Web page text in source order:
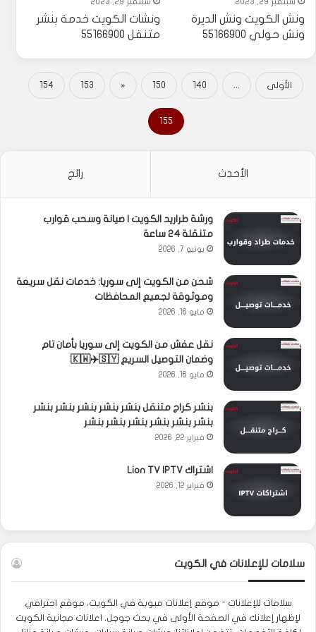
ونش الكويت ونش الديرة
ونش حولي 55166900
ونشات الكويت خدمة بنشر
متنقل 55166900
الأولى ...
140
150
«
153
154
155
الأحدث رائج
ورشة طراريد الكويت | صيانة وسحب قوارب
متنقلة 24 ساعة
يونيو 7, 2026
شحن من الكويت إلى سوريا: خدمات نقل سريعة
وموثوقة لجميع المحافظات
مايو 16, 2026
نقل عفش من الكويت إلى سوريا بأمان تام
وضمان التوصيل السريع 🇰🇼✈️🇸🇾
مايو 16, 2026
بنشر كراج متنقل بنشر بنشر بنشر بنشر بنشر
بنشر بنشر بنشر بنشر بنشر بنشر
فبراير 22, 2026
اشتراك Lion TV IPTV
فبراير 12, 2026
سلامات للإعلانات في الكويت
سلامات للإعلانات - موقع إعلانات مبوبة في الكويت، موقع احترافي
لإظهار إعلانك في الصفحة الأولى في بحث جوجل. اعلانات مجانية الكويت